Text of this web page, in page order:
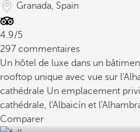
Granada, Spain
4.9/5
297 commentaires
Un hôtel de luxe dans un
rooftop unique avec vue sur
cathédrale Un emplacement
cathédrale, l'Albaicín et
Comparer